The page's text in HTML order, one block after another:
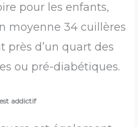
pour les enfants,
moyenne 34 cuillères
près d’un quart des
ou pré-diabétiques.
addictif